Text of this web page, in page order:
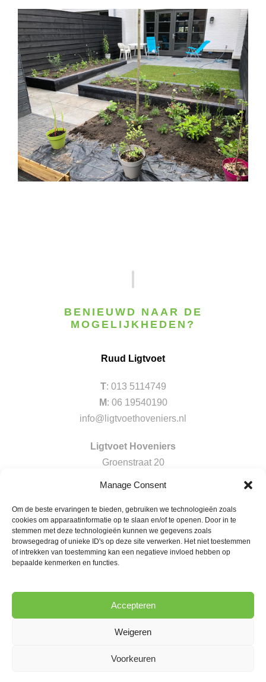
Manage Consent
Om de beste ervaringen te bieden, gebruiken we technologieën zoals
cookies om apparaatinformatie op te slaan en/of te openen. Door in te
stemmen met deze technologieën kunnen we gegevens zoals
browsegedrag of unieke ID's op deze site verwerken. Het niet toestemmen
of intrekken van toestemming kan een negatieve invloed hebben op
bepaalde kenmerken en functies.
Accepteren
Weigeren
Voorkeuren
BENIEUWD NAAR DE
MOGELIJKHEDEN?
Ruud Ligtvoet
T: 013 5114749
M : 06 19540190
info@ligtvoethoveniers.nl
Ligtvoet Hoveniers
Groenstraat 20
0 SHARES